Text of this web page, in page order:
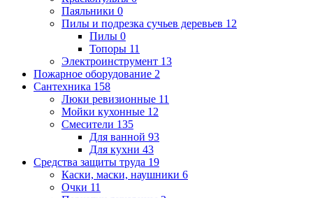
Паяльники 0
Пилы и подрезка сучьев деревьев 12
Пилы 0
Топоры 11
Электроинструмент 13
Пожарное оборудование 2
Сантехника 158
Люки ревизионные 11
Мойки кухонные 12
Смесители 135
Для ванной 93
Для кухни 43
Средства защиты труда 19
Каски, маски, наушники 6
Очки 11